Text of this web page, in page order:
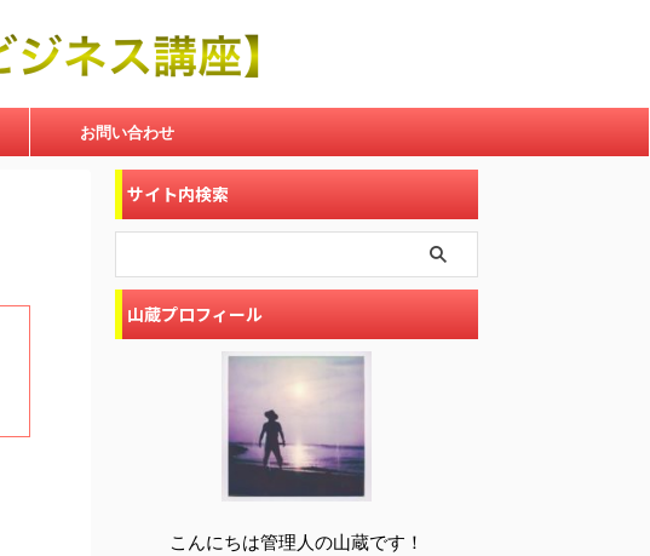
お問い合わせ
サイト内検索
山蔵プロフィール
こんにちは管理人の山蔵です！